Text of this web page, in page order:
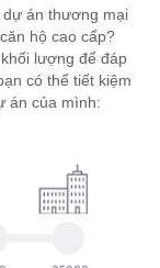
án thương mại
hộ cao cấp?
lượng để đáp
có thể tiết kiệm
án của mình: